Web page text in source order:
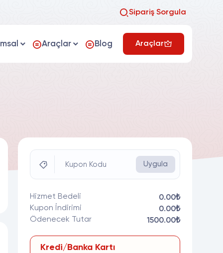
Sipariş Sorgula
Araçlar Blog Araçlar
Kupon Kodu Uygula
Hizmet Bedeli
0.00₺
Kupon İndirimi
0.00₺
Ödenecek Tutar
1500.00₺
Kredi/Banka Kartı